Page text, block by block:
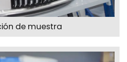
de muestra